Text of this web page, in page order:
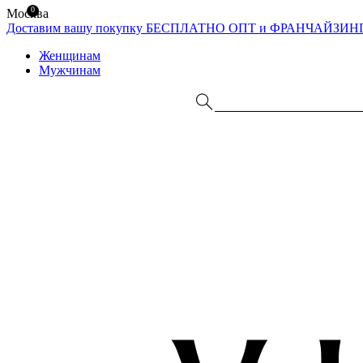
Москва
Доставим вашу покупку БЕСПЛАТНО ОПТ и
Женщинам
Мужчинам
0